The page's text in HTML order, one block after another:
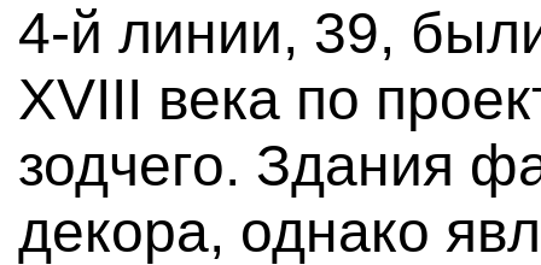
4-й линии, 39,
XVIII века по
зодчего. Здания
декора, однако